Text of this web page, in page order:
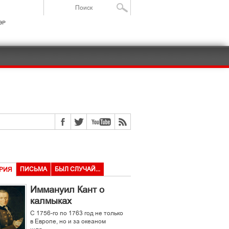
ПИСЬМА БЫЛ СЛУЧАЙ...
Иммануил Кант о
калмыках
С 1756-го по 1763 год не только
в Европе, но и за океаном